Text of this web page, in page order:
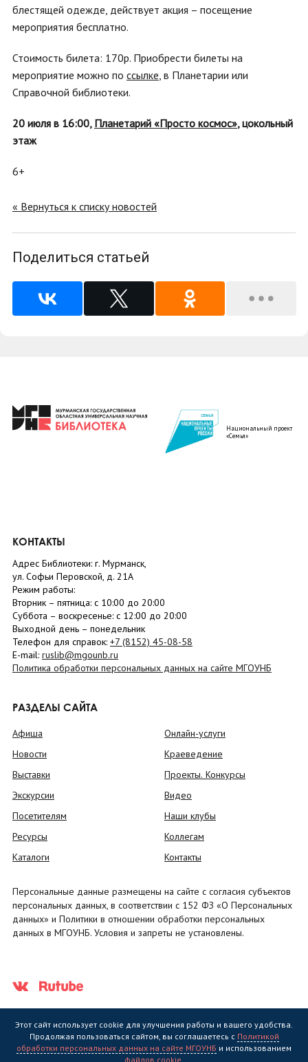
блестящей одежде, действует акция – посещение
мероприятия бесплатно.
Стоимость билета: 170р. Приобрести билеты на
мероприятие можно по ссылке, в Планетарии или
Справочной библиотеки.
20 июля в 16:00, Планетарий «Просто космос», цокольный
этаж
6+
« Вернуться к списку новостей
Поделиться статьей
Национальный проект
«Семья»
КОНТАКТЫ
Адрес Библиотеки: г. Мурманск,
ул. Софьи Перовской, д. 21А
Режим работы:
Вторник – пятница: с 10:00 до 20:00
Суббота – воскресенье: c 12:00 до 20:00
Выходной день – понедельник
Телефон для справок: +7 (8152) 45-08-58
E-mail: ruslib@mgounb.ru
Политика обработки персональных данных на сайте МГОУНБ
РАЗДЕЛЫ САЙТА
Афиша
Новости
Выставки
Экскурсии
Посетителям
Ресурсы
Каталоги
Онлайн-услуги
Краеведение
Проекты. Конкурсы
Видео
Наши клубы
Коллегам
Контакты
Персональные данные размещены на сайте с согласия субъектов
персональных данных, в соответствии с 152 ФЗ «О Персональных
данных» и Политики в отношении обработки персональных
данных в МГОУНБ. Условия и запреты не установлены.
Государственное областное бюджетное учреждение культуры
Этот сайт использует cookie для улучшения работы и вашего удобства.
Продолжая пользоваться сайтом, вы соглашаетесь с Политикой
обработки персональных данных на сайте МГОУНБ и использованием
файлов cookie